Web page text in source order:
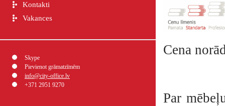
Kontakti
Vakances
Skype
Pievienot grāmatzīmēm
info@city-office.lv
+371 2951 9270
Cena
Par